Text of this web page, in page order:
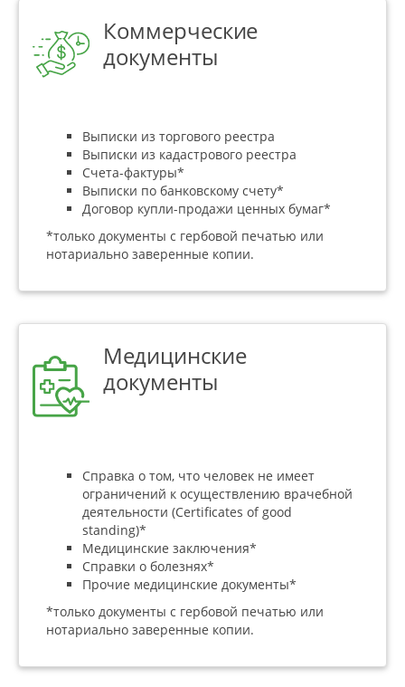
Коммерческие
документы
Выписки из торгового реестра
Выписки из кадастрового реестра
Счета-фактуры*
Выписки по банковскому счету*
Договор купли-продажи ценных бумаг*
*только документы с гербовой печатью или
нотариально заверенные копии.
Медицинские
документы
Справка о том, что человек не имеет
ограничений к осуществлению врачебной
деятельности (Certificates of good
standing)*
Медицинские заключения*
Справки о болезнях*
Прочие медицинские документы*
*только документы с гербовой печатью или
нотариально заверенные копии.